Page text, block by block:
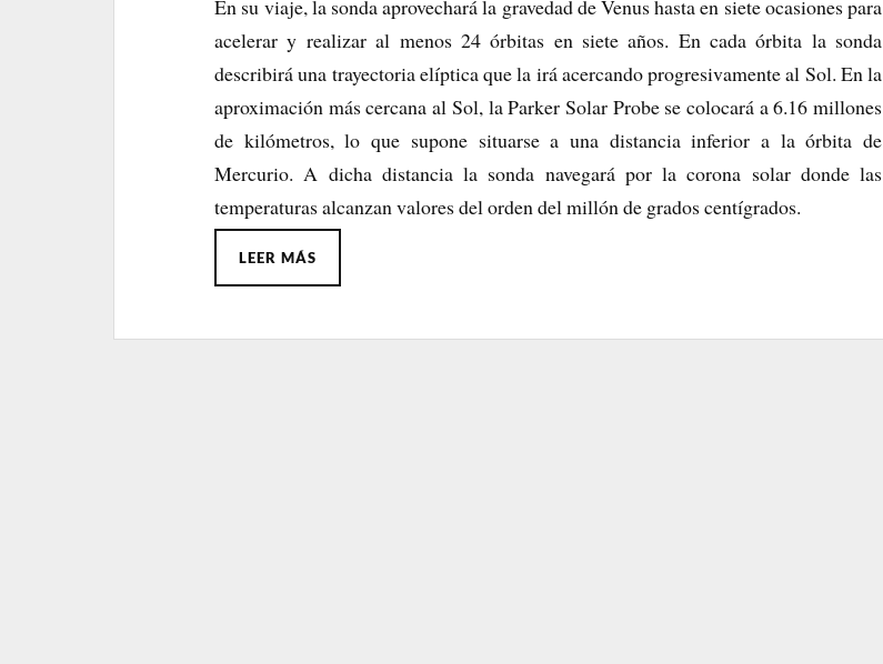
En su viaje, la sonda aprovechará la gravedad de Venus hasta en siete ocasiones para
acelerar y realizar al menos 24 órbitas en siete años. En cada órbita la sonda
describirá una trayectoria elíptica que la irá acercando progresivamente al Sol. En la
aproximación más cercana al Sol, la Parker Solar Probe se colocará a 6.16 millones
de kilómetros, lo que supone situarse a una distancia inferior a la órbita de
Mercurio. A dicha distancia la sonda navegará por la corona solar donde las
temperaturas alcanzan valores del orden del millón de grados centígrados.
LEER MÁS